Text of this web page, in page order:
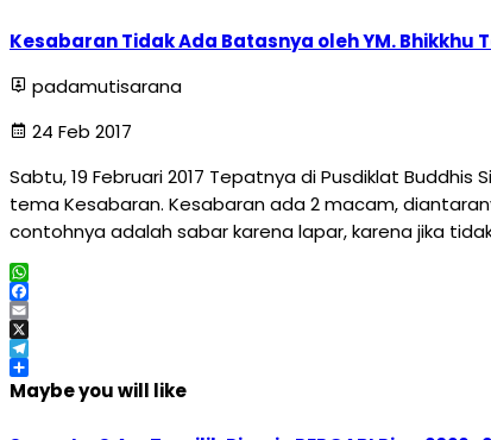
Kesabaran Tidak Ada Batasnya oleh YM. Bhikkhu
padamutisarana
24 Feb 2017
Sabtu, 19 Februari 2017 Tepatnya di Pusdiklat
tema Kesabaran. Kesabaran ada 2 macam,
contohnya adalah sabar karena lapar, karena jika
WhatsApp
Facebook
Email
X
Telegram
Share
Maybe you will like